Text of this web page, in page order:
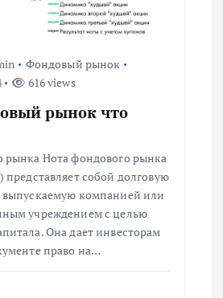
Фондовый рынок
616 views
рынок что
рынка Нота фондового рынка
представляет собой долговую
выпускаемую компанией или
учреждением с целью
Она дает инвесторам
право на…